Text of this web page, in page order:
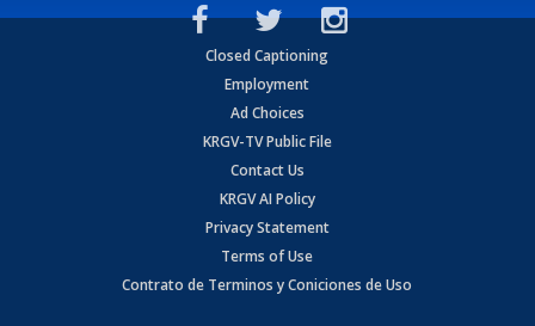
Closed Captioning
Employment
Ad Choices
KRGV-TV Public File
Contact Us
KRGV AI Policy
Privacy Statement
Terms of Use
Contrato de Terminos y Coniciones de Uso